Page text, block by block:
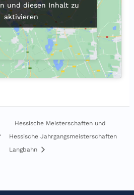
und diesen Inhalt zu
aktivieren
und diesen Inhalt zu
aktivieren
Hessische Meisterschaften und
Hessische Jahrgangsmeisterschaften
Langbahn